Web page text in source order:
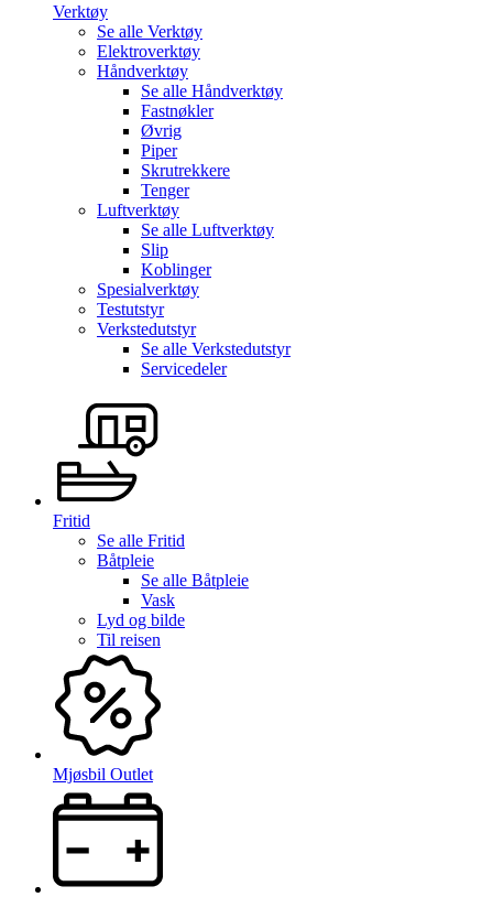
Verktøy
Se alle Verktøy
Elektroverktøy
Håndverktøy
Se alle Håndverktøy
Fastnøkler
Øvrig
Piper
Skrutrekkere
Tenger
Luftverktøy
Se alle Luftverktøy
Slip
Koblinger
Spesialverktøy
Testutstyr
Verkstedutstyr
Se alle Verkstedutstyr
Servicedeler
Fritid
Se alle Fritid
Båtpleie
Se alle Båtpleie
Vask
Lyd og bilde
Til reisen
Mjøsbil Outlet